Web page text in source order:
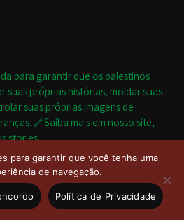
para garantir que você tenha uma
de navegação.
Política de Privacidade